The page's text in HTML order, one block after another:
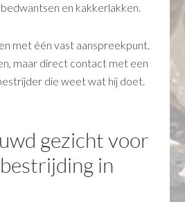
en kakkerlakken.
met één vast aanspreekpunt.
maar direct contact met een
die weet wat hij doet.
gezicht voor
in